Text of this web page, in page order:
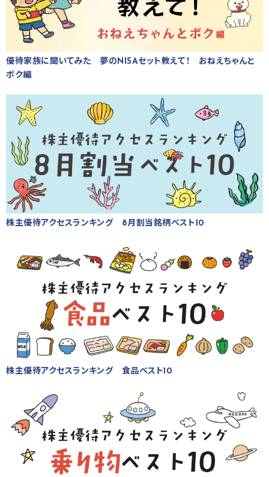
優待家族に聞いてみた 夢のNISAセット教えて！ おねえちゃんと
ボク編
株主優待アクセスランキング 8月割当銘柄ベスト10
株主優待アクセスランキング 食品ベスト10